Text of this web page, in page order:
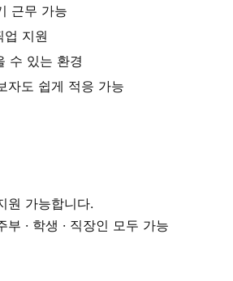
근무 가능
지원
수 있는 환경
자도 쉽게 적응 가능
원 가능합니다.
· 학생 · 직장인 모두 가능